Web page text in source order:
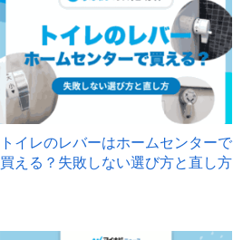
トイレのレバーはホームセンターで
買える？失敗しない選び方と直し方